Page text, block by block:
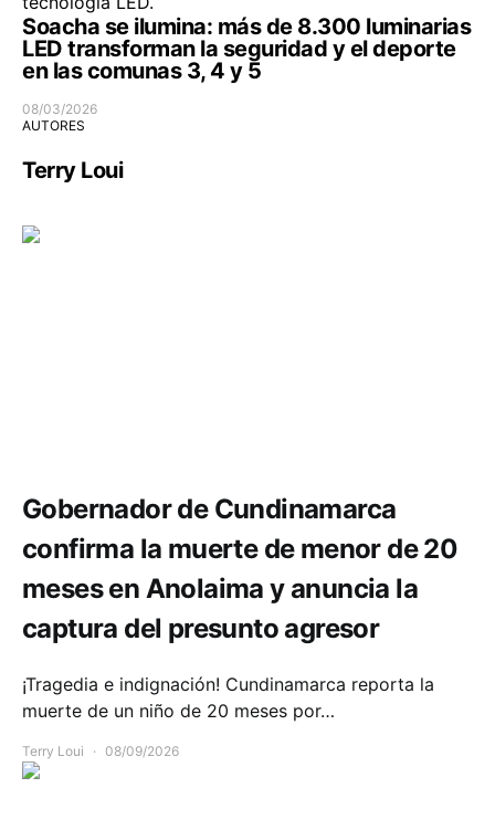
Soacha se ilumina: más de 8.300 luminarias
LED transforman la seguridad y el deporte
en las comunas 3, 4 y 5
08/03/2026
AUTORES
Terry Loui
Gobernador de Cundinamarca
confirma la muerte de menor de 20
meses en Anolaima y anuncia la
captura del presunto agresor
¡Tragedia e indignación! Cundinamarca reporta la
muerte de un niño de 20 meses por…
Terry Loui 08/09/2026